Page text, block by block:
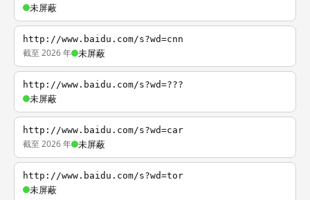
未屏蔽
http://www.baidu.com/s?wd=cnn
截至 2026 年 未屏蔽
http://www.baidu.com/s?wd=???
未屏蔽
http://www.baidu.com/s?wd=car
截至 2026 年 未屏蔽
http://www.baidu.com/s?wd=tor
未屏蔽